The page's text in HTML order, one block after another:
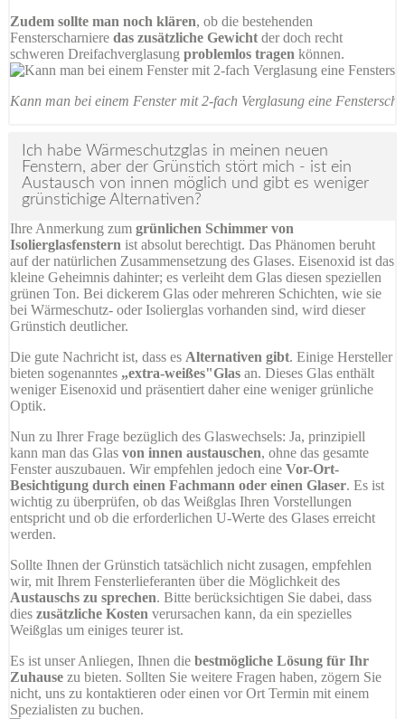
Zudem sollte man noch klären, ob die bestehenden
Fensterscharniere das zusätzliche Gewicht der doch recht
schweren Dreifachverglasung problemlos tragen können.
Kann man bei einem Fenster mit 2-fach Verglasung eine
Ich habe Wärmeschutzglas in meinen neuen
Fenstern, aber der Grünstich stört mich - ist ein
Austausch von innen möglich und gibt es weniger
grünstichige Alternativen?
Ihre Anmerkung zum grünlichen Schimmer von
Isolierglasfenstern ist absolut berechtigt. Das Phänomen beruht
auf der natürlichen Zusammensetzung des Glases. Eisenoxid ist das
kleine Geheimnis dahinter; es verleiht dem Glas diesen speziellen
grünen Ton. Bei dickerem Glas oder mehreren Schichten, wie sie
bei Wärmeschutz- oder Isolierglas vorhanden sind, wird dieser
Grünstich deutlicher.
Die gute Nachricht ist, dass es Alternativen gibt. Einige Hersteller
bieten sogenanntes „extra-weißes"Glas an. Dieses Glas enthält
weniger Eisenoxid und präsentiert daher eine weniger grünliche
Optik.
Nun zu Ihrer Frage bezüglich des Glaswechsels: Ja, prinzipiell
kann man das Glas von innen austauschen, ohne das gesamte
Fenster auszubauen. Wir empfehlen jedoch eine Vor-Ort-
Besichtigung durch einen Fachmann oder einen Glaser. Es ist
wichtig zu überprüfen, ob das Weißglas Ihren Vorstellungen
entspricht und ob die erforderlichen U-Werte des Glases erreicht
werden.
Sollte Ihnen der Grünstich tatsächlich nicht zusagen, empfehlen
wir, mit Ihrem Fensterlieferanten über die Möglichkeit des
Austauschs zu sprechen. Bitte berücksichtigen Sie dabei, dass
dies zusätzliche Kosten verursachen kann, da ein spezielles
Weißglas um einiges teurer ist.
Es ist unser Anliegen, Ihnen die bestmögliche Lösung für Ihr
Zuhause zu bieten. Sollten Sie weitere Fragen haben, zögern Sie
nicht, uns zu kontaktieren oder einen vor Ort Termin mit einem
Spezialisten zu buchen.